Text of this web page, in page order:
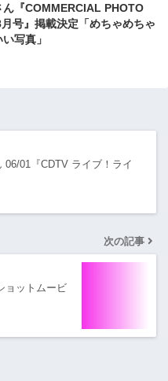
ん『COMMERCIAL PHOTO
号』掲載決定「めちゃめちゃ
写真」
06/01『CDTV ライブ！ライ
次の記事
ョットムービ